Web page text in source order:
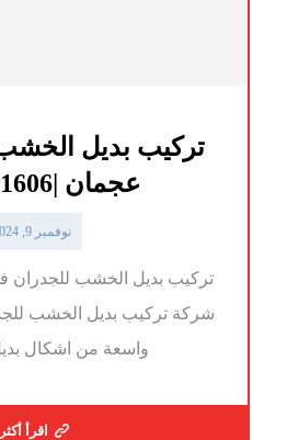
تركيب بديل
عجمان |0545681606
نوفمبر 9, 2024
تركيب بديل الخشب
شركة تركيب بديل الخشب
واسعة من اشكال
اقرأ أكثر